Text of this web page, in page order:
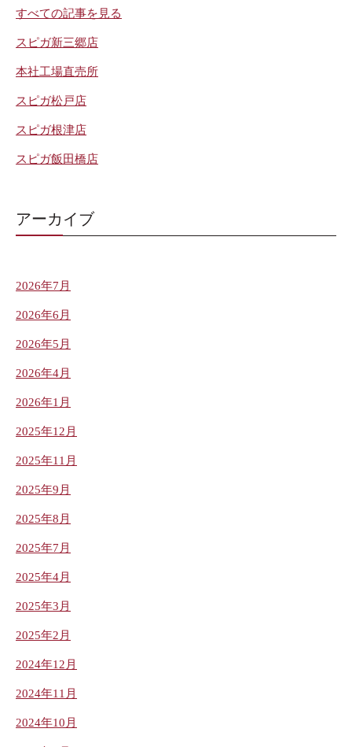
すべての記事を見る
スピガ新三郷店
本社工場直売所
スピガ松戸店
スピガ根津店
スピガ飯田橋店
アーカイブ
2026年7月
2026年6月
2026年5月
2026年4月
2026年1月
2025年12月
2025年11月
2025年9月
2025年8月
2025年7月
2025年4月
2025年3月
2025年2月
2024年12月
2024年11月
2024年10月